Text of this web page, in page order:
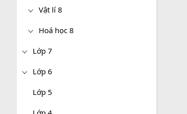
Vật lí 8
Hoá học 8
Lớp 7
Lớp 6
Lớp 5